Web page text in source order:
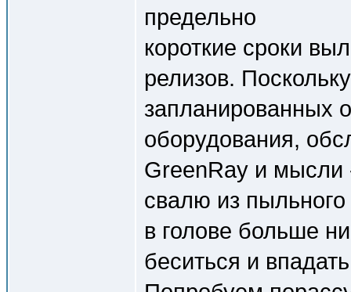
предельно
короткие сроки
релизов.
запланированных
оборудования,
GreenRay и мысли
свалю из пыльного
в голове больше
беситься и